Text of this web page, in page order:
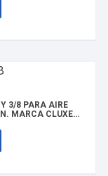
3/8 PARA AIRE
MARCA CLUXER,